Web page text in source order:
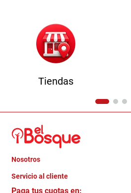
Tiendas
Nosotros
Quienes somos
Servicio al cliente
Paga tus cuotas en: